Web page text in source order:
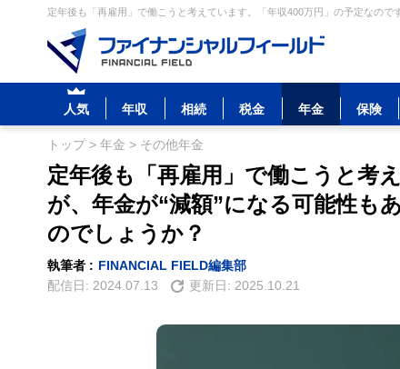
定年後も「再雇用」で働こうと考えています。「年収400万円」の予定なの
人気 年収 相続 税金 年金 保険
トップ> 年金 > その他年金
定年後も「再雇用」で働こうと考
が、年金が“減額”になる可能性も
のでしょうか？
執筆者 : FINANCIAL FIELD編集部
配信日: 2024.07.13 更新日: 2025.10.21